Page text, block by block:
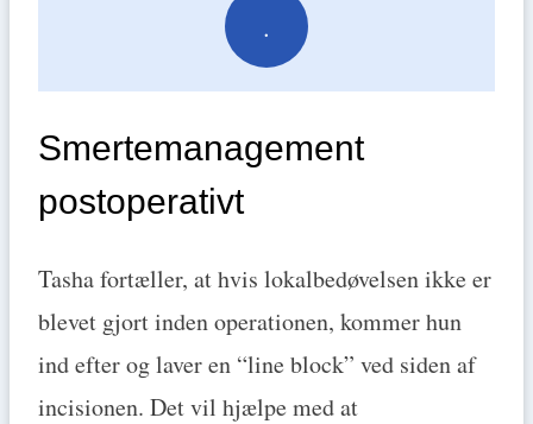
.
Smertemanagement
postoperativt
Tasha fortæller, at hvis lokalbedøvelsen ikke er
blevet gjort inden operationen, kommer hun
ind efter og laver en “line block” ved siden af
incisionen. Det vil hjælpe med at